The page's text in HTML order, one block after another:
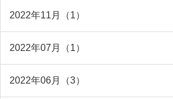
2022年11月（1）
2022年07月（1）
2022年06月（3）